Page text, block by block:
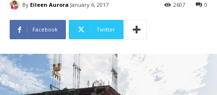
By Eileen Aurora January 6, 2017 0
2607
Facebook Twitter